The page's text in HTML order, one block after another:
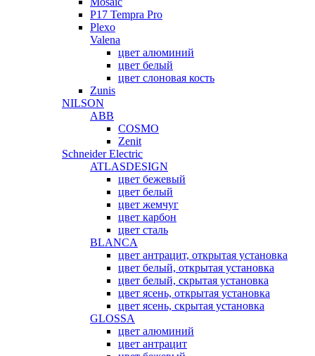
P17 Tempra Pro
Plexo
Valena
цвет алюминий
цвет белый
цвет слоновая кость
Zunis
NILSON
ABB
COSMO
Zenit
Schneider Electric
ATLASDESIGN
цвет бежевый
цвет белый
цвет жемчуг
цвет карбон
цвет сталь
BLANCA
цвет антрацит, открытая установка
цвет белый, открытая установка
цвет белый, скрытая установка
цвет ясень, открытая установка
цвет ясень, скрытая установка
GLOSSA
цвет алюминий
цвет антрацит